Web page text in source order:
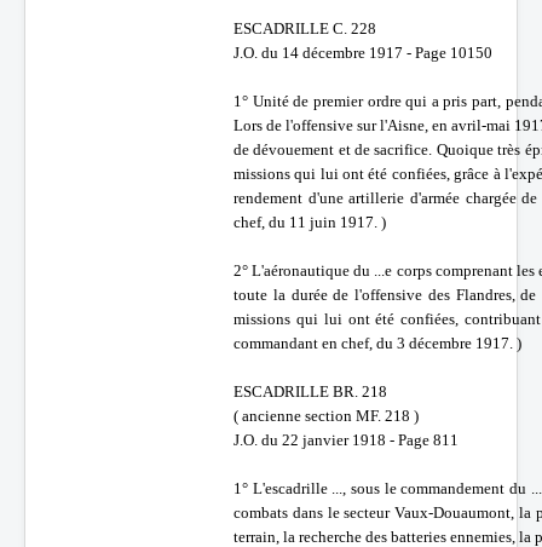
ESCADRILLE C. 228
J.O. du 14 décembre 1917 - Page 10150
1° Unité de premier ordre qui a pris part,
Lors de l'offensive sur l'Aisne, en avril-mai
de dévouement et de sacrifice. Quoique très
missions qui lui ont été confiées, grâce à
rendement d'une artillerie d'armée chargée
chef, du 11 juin 1917. )
2° L'aéronautique du ...e corps comprenant
toute la durée de l'offensive des Flandres,
missions qui lui ont été confiées,
commandant en chef, du 3 décembre 1917. )
ESCADRILLE BR. 218
( ancienne section MF. 218 )
J.O. du 22 janvier 1918 - Page 811
1° L'escadrille ..., sous le commandement
combats dans le secteur Vaux-Douaumont,
terrain, la recherche des batteries ennemies,